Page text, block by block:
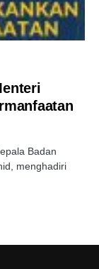
Badan
menghadiri